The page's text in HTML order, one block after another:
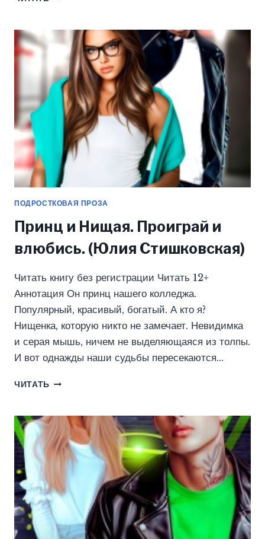
ОБОРОТНЯ
(ЮЛИЯ
СТИШКОВСКАЯ)
ПОДРОСТКОВАЯ ПРОЗА
Принц и Нищая. Проиграй и
влюбись. (Юлия Стишковская)
Читать книгу без регистрации Читать 12+
Аннотация Он принц нашего колледжа.
Популярный, красивый, богатый. А кто я?
Нищенка, которую никто не замечает. Невидимка
и серая мышь, ничем не выделяющаяся из толпы.
И вот однажды наши судьбы пересекаются…
ЧИТАТЬ ПРИНЦ
ПРОИГРАЙ
И
ВЛЮБИСЬ.
(ЮЛИЯ
СТИШКОВСКАЯ)